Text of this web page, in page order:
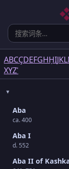
ABCÇDEFGHḤIJKL
XYZʿ
Aba
ca. 400
Aba I
d. 552
Aba II of